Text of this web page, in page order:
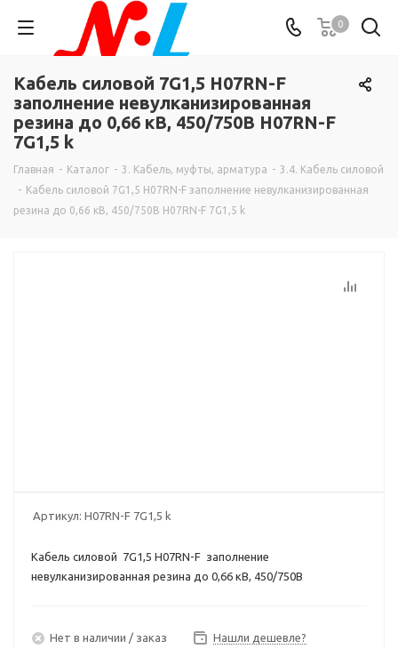
0
Кабель силовой 7G1,5 Н07RN-F
заполнение невулканизированная
резина до 0,66 кВ, 450/750В Н07RN-F
7G1,5 k
Главная - Каталог - 3. Кабель, муфты, арматура - 3.4. Кабель силовой
- Кабель силовой 7G1,5 Н07RN-F заполнение невулканизированная
резина до 0,66 кВ, 450/750В Н07RN-F 7G1,5 k
Артикул: Н07RN-F 7G1,5 k
Кабель силовой 7G1,5 Н07RN-F заполнение
невулканизированная резина до 0,66 кВ, 450/750В
Нет в наличии / заказ Нашли дешевле?